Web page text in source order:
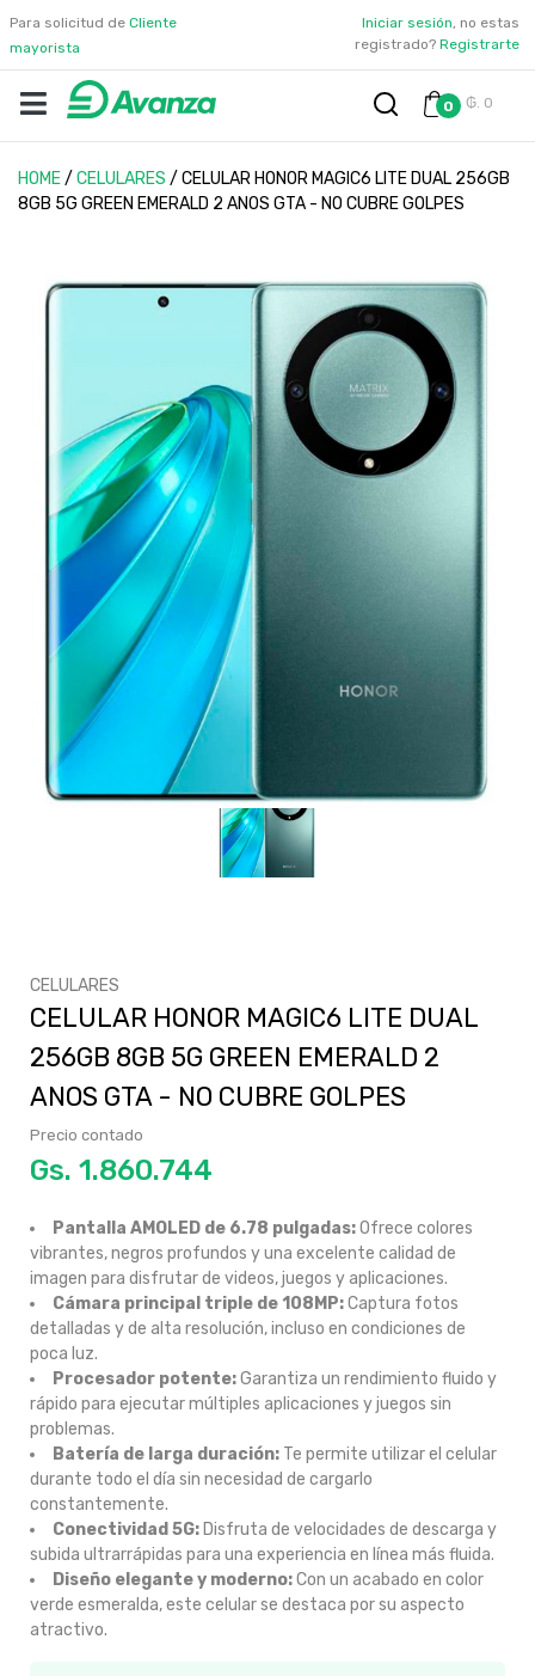
Para solicitud de Cliente
mayorista
Iniciar sesión, no estas
registrado? Registrarte
0 ₲. 0
HOME/ CELULARES / CELULAR HONOR MAGIC6 LITE DUAL 256GB
8GB 5G GREEN EMERALD 2 ANOS GTA - NO CUBRE GOLPES
CELULARES
CELULAR HONOR MAGIC6 LITE DUAL
256GB 8GB 5G GREEN EMERALD 2
ANOS GTA - NO CUBRE GOLPES
Precio contado
Gs.
Pantalla AMOLED de 6.78 pulgadas:Ofrece colores
vibrantes, negros profundos y una excelente calidad de
imagen para disfrutar de videos, juegos y aplicaciones.
Cámara principal triple de 108MP:Captura fotos
detalladas y de alta resolución, incluso en condiciones de
poca luz.
Procesador potente:Garantiza un rendimiento fluido y
rápido para ejecutar múltiples aplicaciones y juegos sin
problemas.
Batería de larga duración: Te permite utilizar el celular
durante todo el día sin necesidad de cargarlo
constantemente.
Conectividad 5G: Disfruta de velocidades de descarga y
subida ultrarrápidas para una experiencia en línea más fluida.
Diseño elegante y moderno:Con un acabado en color
verde esmeralda, este celular se destaca por su aspecto
atractivo.